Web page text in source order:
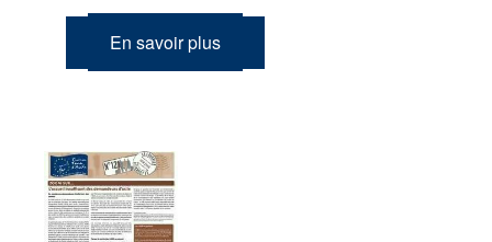
En savoir plus